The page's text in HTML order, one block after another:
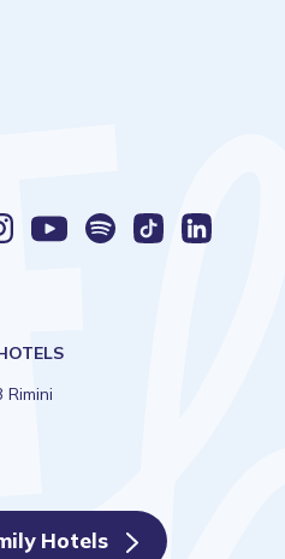
Hotels